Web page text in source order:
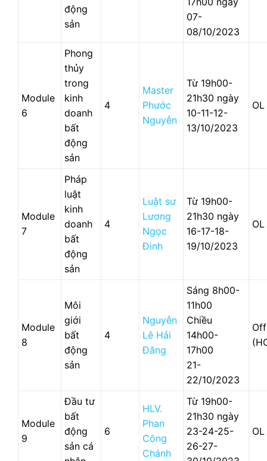
động
sản
07-
08/10/2023
Module
6
Phong
thủy
trong
kinh
doanh
bất
động
sản
4
Master
Phước
Nguyễn
Từ 19h00-
21h30 ngày
10-11-12-
13/10/2023
OL
Module
7
Pháp
luật
kinh
doanh
bất
động
sản
4
Luật sư
Lương
Ngọc
Đinh
Từ 19h00-
21h30 ngày
16-17-18-
19/10/2023
OL
Module
8
Môi
giới
bất
động
sản
4
Nguyễn
Lê Hải
Đăng
Sáng 8h00-
11h00
Chiều
14h00-
17h00
21-
22/10/2023
Module
9
Đầu tư
bất
động
sản cá
6
HLV.
Phan
Công
Chánh
Từ 19h00-
21h30 ngày
23-24-25-
26-27-
OL